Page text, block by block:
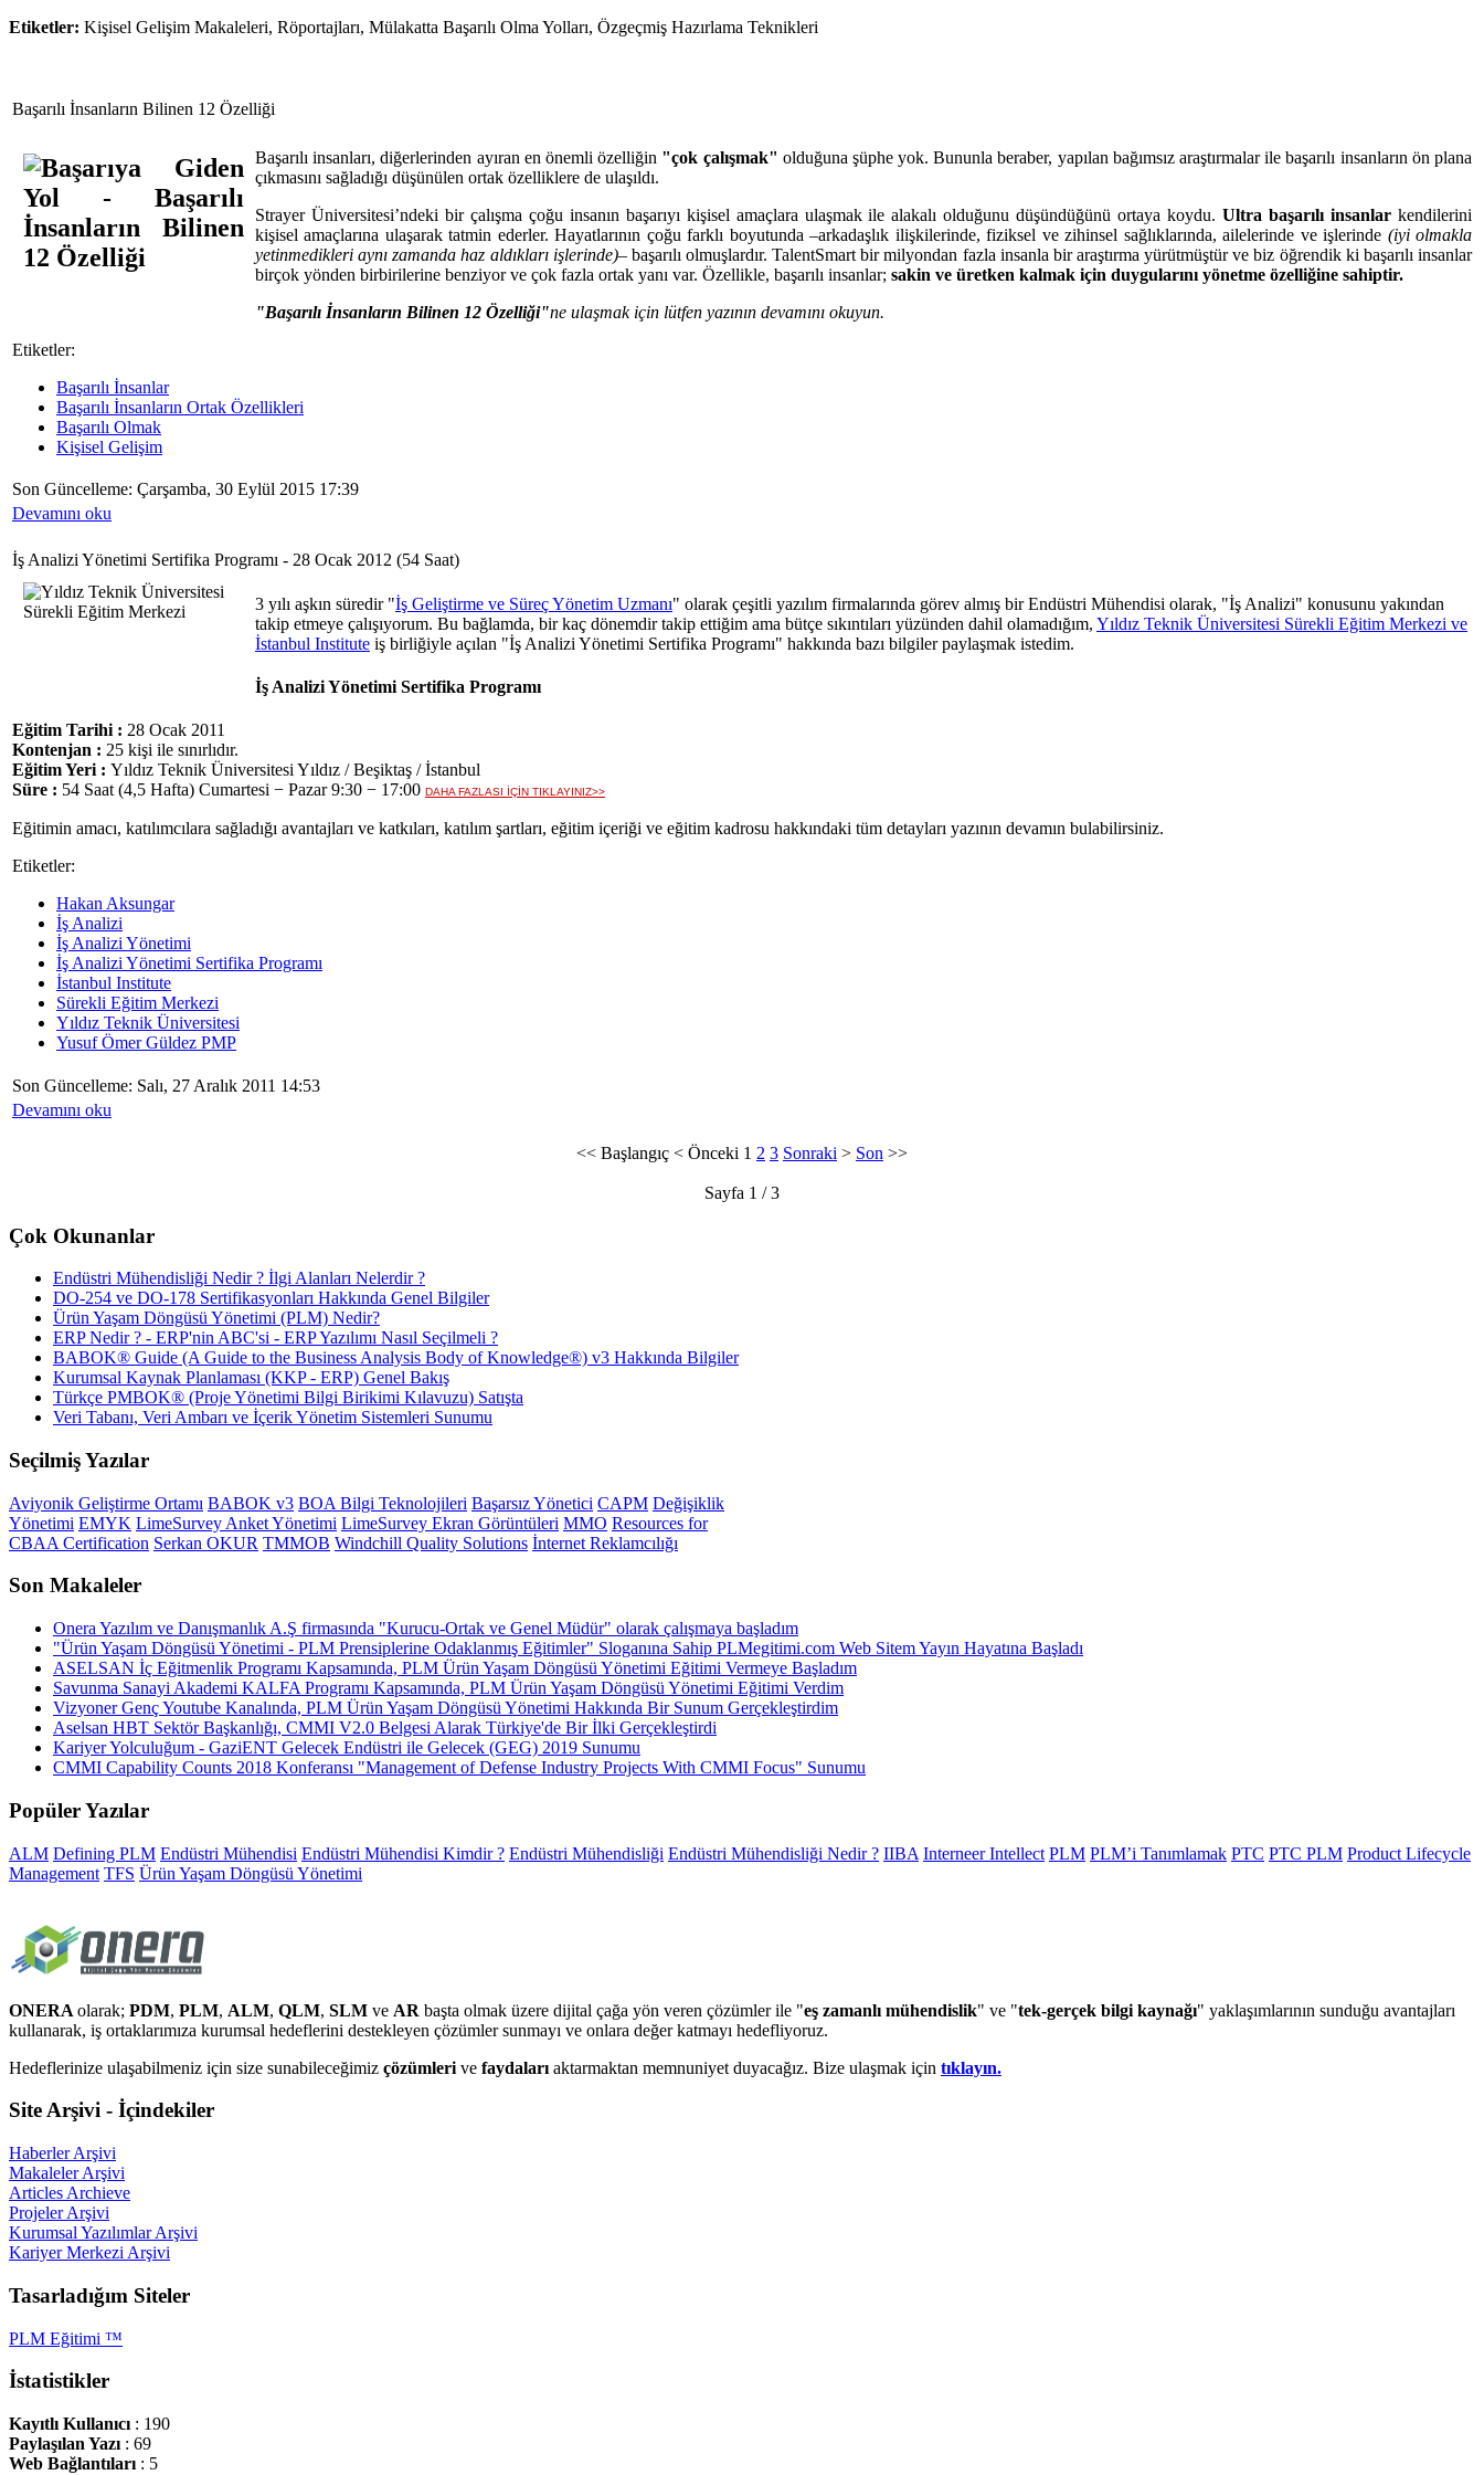
Etiketler: Kişisel Gelişim Makaleleri, Röportajları, Mülakatta Başarılı Olma Yolları, Özgeçmiş Hazırlama Teknikleri
Başarılı İnsanların Bilinen 12 Özelliği
Başarılı insanları, diğerlerinden ayıran en önemli özelliğin "çok çalışmak" olduğuna şüphe yok. Bununla beraber, yapılan bağımsız araştırmalar ile başarılı insanların ön plana
çıkmasını sağladığı düşünülen ortak özelliklere de ulaşıldı.
Strayer Üniversitesi’ndeki bir çalışma çoğu insanın başarıyı kişisel amaçlara ulaşmak ile alakalı olduğunu düşündüğünü ortaya koydu.Ultra başarılı insanlar kendilerini
kişisel amaçlarına ulaşarak tatmin ederler. Hayatlarının çoğu farklı boyutunda –arkadaşlık ilişkilerinde, fiziksel ve zihinsel sağlıklarında, ailelerinde ve işlerinde (iyi olmakla
yetinmedikleri aynı zamanda haz aldıkları işlerinde)– başarılı olmuşlardır. TalentSmart bir milyondan fazla insanla bir araştırma yürütmüştür ve biz öğrendik ki başarılı insanlar
birçok yönden birbirilerine benziyor ve çok fazla ortak yanı var. Özellikle, başarılı insanlar; sakin ve üretken kalmak için duygularını yönetme özelliğine sahiptir.
"Başarılı İnsanların Bilinen 12 Özelliği"ne ulaşmak için lütfen yazının devamını okuyun.
Etiketler:
Başarılı İnsanlar
Başarılı İnsanların Ortak Özellikleri
Başarılı Olmak
Kişisel Gelişim
Son Güncelleme: Çarşamba, 30 Eylül 2015 17:39
Devamını oku
İş Analizi Yönetimi Sertifika Programı - 28 Ocak 2012 (54 Saat)
3 yılı aşkın süredir "İş Geliştirme ve Süreç Yönetim Uzmanı" olarak çeşitli yazılım firmalarında görev almış bir Endüstri Mühendisi olarak, "İş Analizi" konusunu yakından
takip etmeye çalışıyorum. Bu bağlamda, bir kaç dönemdir takip ettiğim ama bütçe sıkıntıları yüzünden dahil olamadığım, Yıldız Teknik Üniversitesi Sürekli Eğitim Merkezi ve
İstanbul Institute iş birliğiyle açılan "İş Analizi Yönetimi Sertifika Programı" hakkında bazı bilgiler paylaşmak istedim.
İş Analizi Yönetimi Sertifika Programı
Eğitim Tarihi : 28 Ocak 2011
Kontenjan : 25 kişi ile sınırlıdır.
Eğitim Yeri : Yıldız Teknik Üniversitesi Yıldız / Beşiktaş / İstanbul
Süre : 54 Saat (4,5 Hafta) Cumartesi − Pazar 9:30 − 17:00 DAHA FAZLASI İÇİN TIKLAYINIZ>>
Eğitimin amacı, katılımcılara sağladığı avantajları ve katkıları, katılım şartları, eğitim içeriği ve eğitim kadrosu hakkındaki tüm detayları yazının devamın bulabilirsiniz.
Etiketler:
Hakan Aksungar
İş Analizi
İş Analizi Yönetimi
İş Analizi Yönetimi Sertifika Programı
İstanbul Institute
Sürekli Eğitim Merkezi
Yıldız Teknik Üniversitesi
Yusuf Ömer Güldez PMP
Son Güncelleme: Salı, 27 Aralık 2011 14:53
Devamını oku
<< Başlangıç < Önceki 1 2 3 Sonraki > Son >>
Sayfa 1 / 3
Çok Okunanlar
Endüstri Mühendisliği Nedir ? İlgi Alanları Nelerdir ?
DO-254 ve DO-178 Sertifikasyonları Hakkında Genel Bilgiler
Ürün Yaşam Döngüsü Yönetimi (PLM) Nedir?
ERP Nedir ? - ERP'nin ABC'si - ERP Yazılımı Nasıl Seçilmeli ?
BABOK® Guide (A Guide to the Business Analysis Body of Knowledge®) v3 Hakkında Bilgiler
Kurumsal Kaynak Planlaması (KKP - ERP) Genel Bakış
Türkçe PMBOK® (Proje Yönetimi Bilgi Birikimi Kılavuzu) Satışta
Veri Tabanı, Veri Ambarı ve İçerik Yönetim Sistemleri Sunumu
Seçilmiş Yazılar
Aviyonik Geliştirme Ortamı BABOK v3 BOA Bilgi Teknolojileri Başarsız Yönetici CAPM Değişiklik
Yönetimi EMYK LimeSurvey Anket Yönetimi LimeSurvey Ekran Görüntüleri MMO Resources for
CBAA Certification Serkan OKUR TMMOB Windchill Quality Solutions İnternet Reklamcılığı
Son Makaleler
Onera Yazılım ve Danışmanlık A.Ş firmasında "Kurucu-Ortak ve Genel Müdür" olarak çalışmaya başladım
"Ürün Yaşam Döngüsü Yönetimi - PLM Prensiplerine Odaklanmış Eğitimler" Sloganına Sahip PLMegitimi.com Web Sitem Yayın Hayatına Başladı
ASELSAN İç Eğitmenlik Programı Kapsamında, PLM Ürün Yaşam Döngüsü Yönetimi Eğitimi Vermeye Başladım
Savunma Sanayi Akademi KALFA Programı Kapsamında, PLM Ürün Yaşam Döngüsü Yönetimi Eğitimi Verdim
Vizyoner Genç Youtube Kanalında, PLM Ürün Yaşam Döngüsü Yönetimi Hakkında Bir Sunum Gerçekleştirdim
Aselsan HBT Sektör Başkanlığı, CMMI V2.0 Belgesi Alarak Türkiye'de Bir İlki Gerçekleştirdi
Kariyer Yolculuğum - GaziENT Gelecek Endüstri ile Gelecek (GEG) 2019 Sunumu
CMMI Capability Counts 2018 Konferansı "Management of Defense Industry Projects With CMMI Focus" Sunumu
Popüler Yazılar
ALM Defining PLM Endüstri Mühendisi Endüstri Mühendisi Kimdir ? Endüstri Mühendisliği Endüstri Mühendisliği Nedir ? IIBA Interneer Intellect PLM PLM’i Tanımlamak PTC PTC PLM Product Lifecycle
Management TFS Ürün Yaşam Döngüsü Yönetimi
ONERA olarak; PDM, PLM, ALM, QLM, SLM ve AR başta olmak üzere dijital çağa yön veren çözümler ile "eş zamanlı mühendislik" ve "tek-gerçek bilgi kaynağı" yaklaşımlarının sunduğu avantajları
kullanarak, iş ortaklarımıza kurumsal hedeflerini destekleyen çözümler sunmayı ve onlara değer katmayı hedefliyoruz.
Hedeflerinize ulaşabilmeniz için size sunabileceğimiz çözümleri ve faydaları aktarmaktan memnuniyet duyacağız. Bize ulaşmak için tıklayın.
Site Arşivi - İçindekiler
Haberler Arşivi
Makaleler Arşivi
Articles Archieve
Projeler Arşivi
Kurumsal Yazılımlar Arşivi
Kariyer Merkezi Arşivi
Tasarladığım Siteler
PLM Eğitimi ™
İstatistikler
Kayıtlı Kullanıcı : 190
Paylaşılan Yazı : 69
Web Bağlantıları : 5